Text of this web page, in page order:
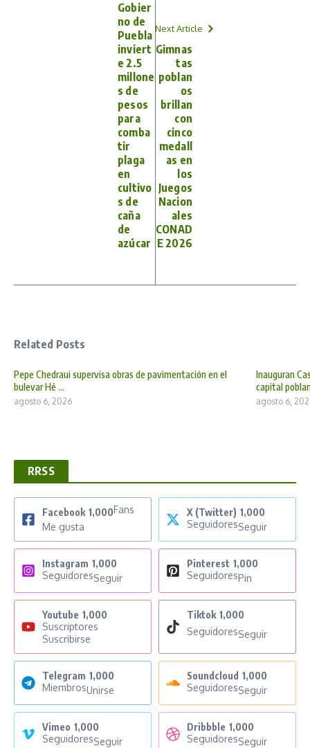
Gobier
no de
Puebla
inviert
e 2.5
millone
s de
pesos
para
comba
tir
plaga
en
cultivo
s de
caña
de
azúcar
Next Article
Gimnas
tas
poblan
os
brillan
con
cinco
medall
as en
los
Juegos
Nacion
ales
CONAD
E 2026
Related Posts
Pepe Chedraui supervisa obras de pavimentación en el
bulevar Hé ...
agosto 6, 2026
Inauguran
capital
agosto 6,
RRSS
Facebook 1,000Fans
Me gusta
X (Twitter) 1,000
SeguidoresSeguir
Instagram 1,000
SeguidoresSeguir
Pinterest 1,000
SeguidoresPin
Youtube 1,000
Suscriptores
Suscribirse
Tiktok 1,000
SeguidoresSeguir
Telegram 1,000
MiembrosUnirse
Soundcloud 1,000
SeguidoresSeguir
Vimeo 1,000
SeguidoresSeguir
Dribbble 1,000
SeguidoresSeguir